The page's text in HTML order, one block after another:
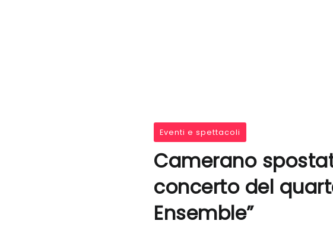
Eventi e spettacoli
Camerano
concerto del
Ensemble”